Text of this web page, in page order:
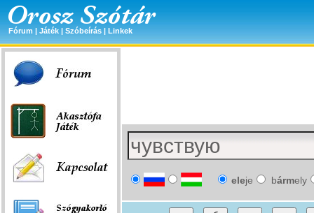
Fórum | Játék | Szóbeírás | Linkek
eleje bármely